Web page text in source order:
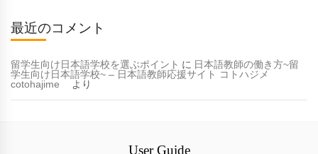
最近のコメント
留学生向け日本語学校を選ぶポイント に 日本語教師の働き方~留
学生向け日本語学校~ – 日本語教師応援サイト コトハジメ
cotohajime
より
User Guide